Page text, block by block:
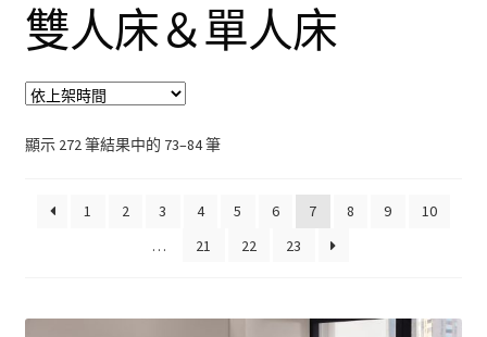
沙發床
屏風
展示櫃&收納櫃
鞋櫃
雙人床＆單人床
顯示 272 筆結果中的 73–84 筆
1 2 3 4 5 6 7 8 9
10
…
21 22 23